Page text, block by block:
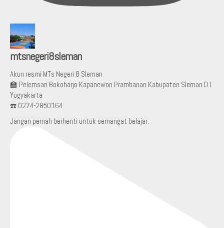
mtsnegeri8sleman
Akun resmi MTs Negeri 8 Sleman
🏫 Pelemsari Bokoharjo Kapanewon Prambanan Kabupaten Sleman D.I.
Yogyakarta
☎️ 0274-2850164
Jangan pernah berhenti untuk semangat belajar.